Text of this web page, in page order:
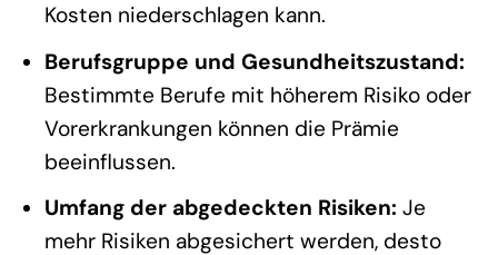
Kosten niederschlagen kann.
Berufsgruppe und Gesundheitszustand:
Bestimmte Berufe mit höherem Risiko oder
Vorerkrankungen können die Prämie
beeinflussen.
Umfang der abgedeckten Risiken: Je
mehr Risiken abgesichert werden, desto